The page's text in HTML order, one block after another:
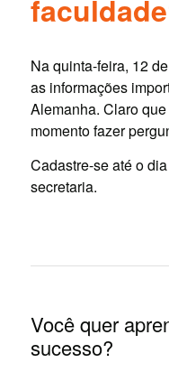
Na quinta-feira, 12
as informações
Alemanha. Claro
momento fazer
Cadastre-se até o
secretaria.
Você quer
sucesso?